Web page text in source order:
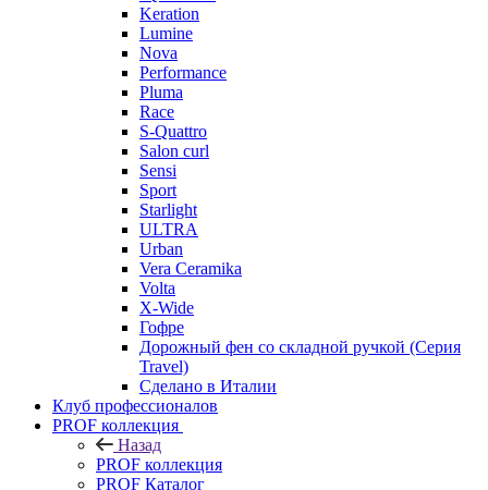
Keration
Lumine
Nova
Performance
Pluma
Race
S-Quattro
Salon curl
Sensi
Sport
Starlight
ULTRA
Urban
Vera Ceramika
Volta
X-Wide
Гофре
Дорожный фен со складной ручкой (Серия
Travel)
Сделано в Италии
Клуб профессионалов
PROF коллекция
Назад
PROF коллекция
PROF Каталог